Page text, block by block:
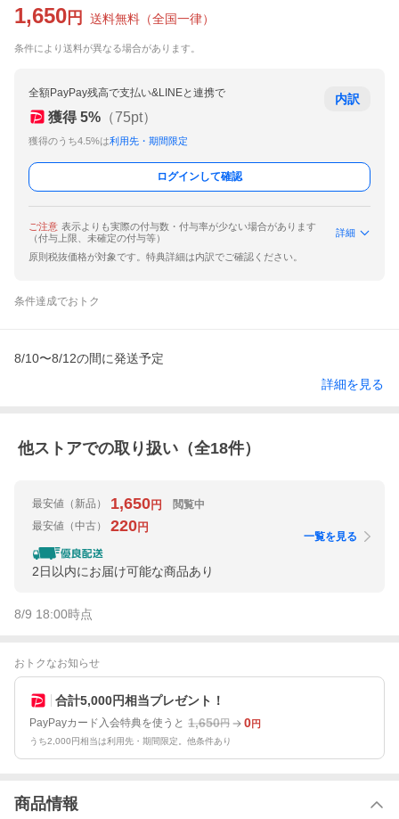
1,650 円 送料無料 （全国一律）
条件により送料が異なる場合があります。
全額PayPay残高で支払い&LINEと連携で
獲得 5% （75pt）
獲得のうち4.5%は利用先・期間限定
内訳
ログインして確認
ご注意 表示よりも実際の付与数・付与率が少ない場合があります
（付与上限、未確定の付与等）
詳細
原則税抜価格が対象です。特典詳細は内訳でご確認ください。
条件達成でおトク
8/10〜8/12の間に発送予定
詳細を見る
他ストアでの取り扱い（全18件）
最安値 （新品） 1,650円
閲覧中
最安値 （中古） 220円
2日以内にお届け可能な商品あり
一覧を見る
8/9 18:00時点
おトクなお知らせ
合計5,000円相当プレゼント！
PayPayカード入会特典を使うと 1,650円 0円
うち2,000円相当は利用先・期間限定。他条件あり
商品情報